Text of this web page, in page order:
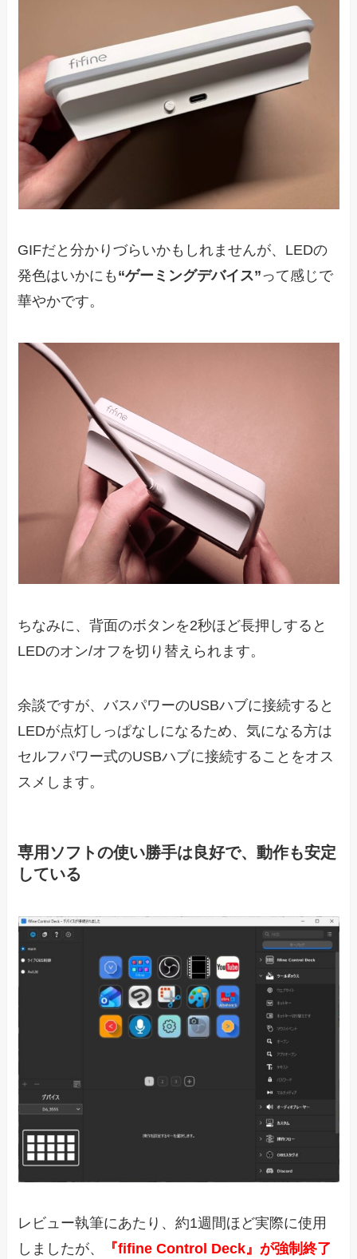
GIFだと分かりづらいかもしれませんが、LEDの
発色はいかにも “ゲーミングデバイス”って感じで
華やかです。
ちなみに、背面のボタンを2秒ほど長押しすると
LEDのオン/オフを切り替えられます。
余談ですが、バスパワーのUSBハブに接続すると
LEDが点灯しっぱなしになるため、気になる方は
セルフパワー式のUSBハブに接続することをオス
スメします。
専用ソフトの使い勝手は良好で、動作も安定
している
レビュー執筆にあたり、約1週間ほど実際に使用
しましたが、
『fifine Control Deck』が強制終了